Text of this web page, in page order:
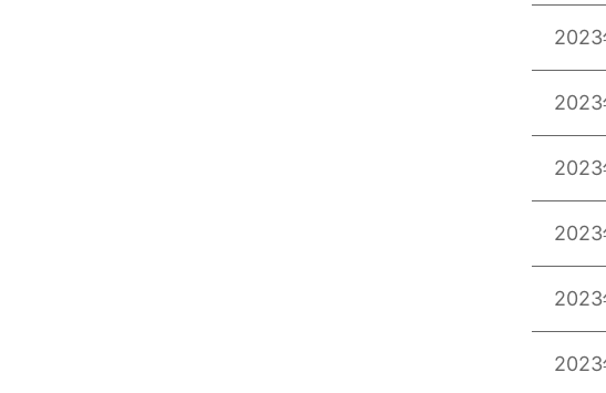
2023
2023
2023
2023
2023
2023